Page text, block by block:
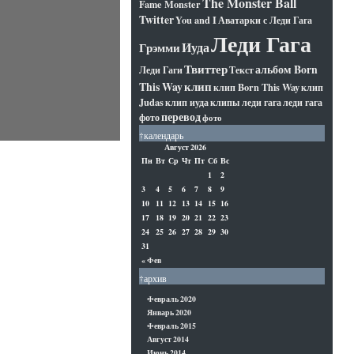
Fame Monster
TwitterYou and IАватарки с Леди Гага
ГрэммиИудаЛеди Гага
Леди ГагиТвиттерТекстальбом Born
This Wayклипклип Born This Wayклип
Judasклип иудаклипы леди гагаледи гага
фотопереводфото
†календарь
Август 2026
Пн Вт Ср Чт Пт Сб Вс
« Фев
1
2
3
4 5 6 7 8
9
10
11 12 13 14 15 16
17
18 19 20 21 22 23
24 25 26 27 28 29 30
31
†архив
Февраль 2020
Январь 2020
Февраль 2015
Август 2014